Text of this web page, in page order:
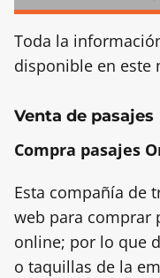
Toda la
disponible en este
Venta de pasajes
Compra pasajes
Esta compañía de
web para comprar
online; por lo que
o taquillas de la